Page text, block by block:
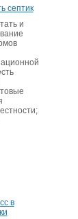
септик
и
в